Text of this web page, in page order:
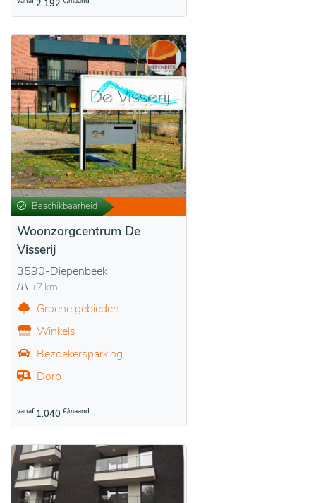
2.192
Beschikbaarheid
Woonzorgcentrum De
Visserij
3590-Diepenbeek
+7 km
Groene gebieden
Winkels
Bezoekersparking
Dorp
vanaf 1.040 €/maand